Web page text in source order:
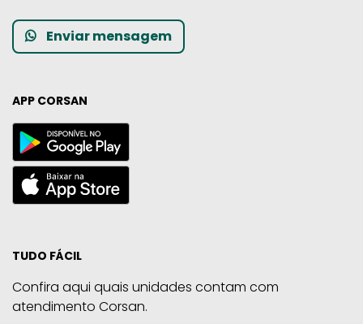
Enviar mensagem
APP CORSAN
TUDO FÁCIL
Confira aqui quais unidades contam com
atendimento Corsan.